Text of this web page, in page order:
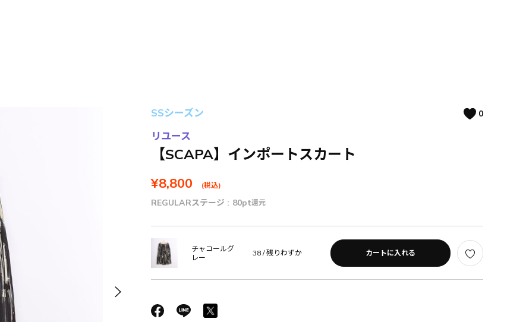
SSシーズン 0
リユース
【SCAPA】インポートスカート
¥8,800 (税込)
REGULARステージ : 80pt還元
チャコールグ
レー
38 /残りわずか カートに入れる